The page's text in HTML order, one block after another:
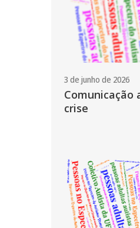
3 de junho de 2026
Comunicação
crise